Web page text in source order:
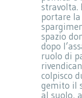
stravolta.
portare
spazio
dopo
ruolo di
colpisco
gemito il
al suolo,